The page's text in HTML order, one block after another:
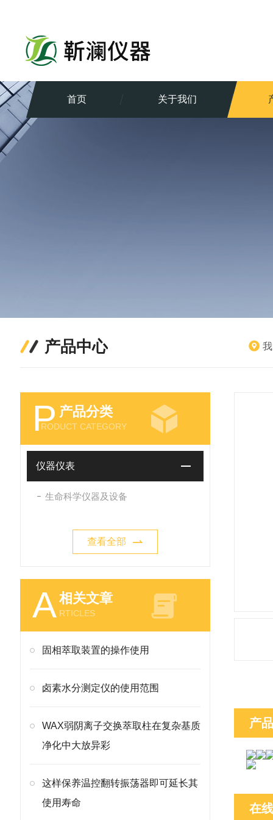
首页 关于我们
产品中心
P 产品分类
RODUCT CATEGORY
仪器仪表
生命科学仪器及设备
查看全部
A相关文章
RTICLES
固相萃取装置的操作使用
卤素水分测定仪的使用范围
WAX弱阴离子交换萃取柱在复杂基质
净化中大放异彩
这样保养温控翻转振荡器即可延长其
使用寿命
产
在